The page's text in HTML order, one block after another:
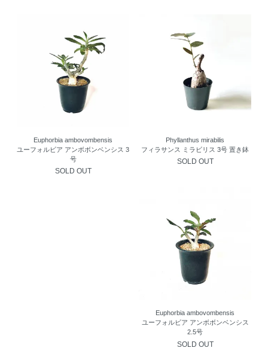
Euphorbia ambovombensis
ユーフォルビア アンボボンベンシス 3
号
SOLD OUT
Phyllanthus mirabilis
フィラサンス ミラビリス 3号 置き鉢
SOLD OUT
Euphorbia ambovombensis
ユーフォルビア アンボボンベンシス
2.5号
SOLD OUT